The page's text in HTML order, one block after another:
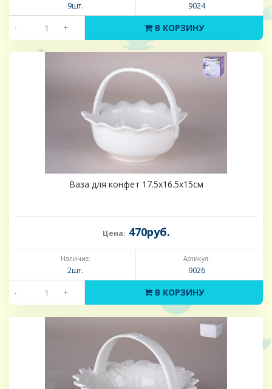
9шт. 9024
- + В КОРЗИНУ
Ваза для конфет 17.5х16.5х15см
Цена: 470руб.
Наличие:
2шт.
Артикул:
9026
- + В КОРЗИНУ